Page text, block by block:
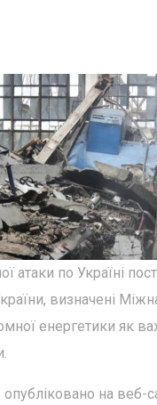
атаки по Україні
визначені
енергетики як
на веб-